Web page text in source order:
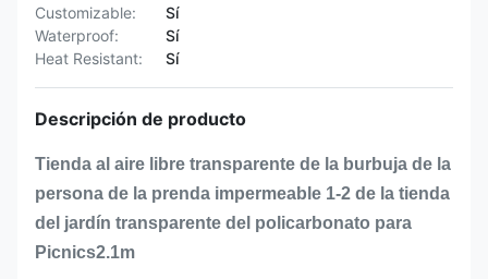
Customizable:
Sí
Waterproof:
Sí
Heat Resistant:
Sí
Descripción de producto
Tienda al aire libre transparente de la burbuja de la
persona de la prenda impermeable 1-2 de la tienda
del jardín transparente del policarbonato para
Picnics2.1m